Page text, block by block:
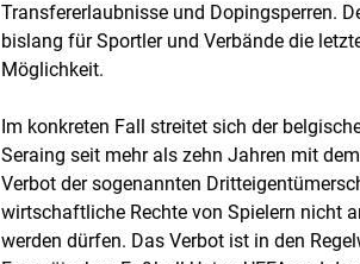
Transfererlaubnisse und Dopingsperren.
bislang für Sportler und Verbände die
Möglichkeit.
Im konkreten Fall streitet sich der
Seraing seit mehr als zehn Jahren mit
Verbot der sogenannten
wirtschaftliche Rechte von Spielern nicht
werden dürfen. Das Verbot ist in den